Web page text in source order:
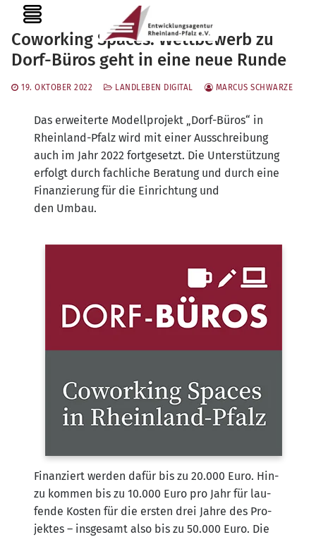
Inhalt
springen
Coworking Spaces: Wettbewerb zu
Dorf-Büros geht in eine neue Runde
19. OKTOBER 2022 LANDLEBEN DIGITAL MARCUS SCHWARZE
Das erwei­ter­te Modell­pro­jekt „Dorf-Büros“ in
Rhein­land-Pfalz wird mit einer Aus­schrei­bung
auch im Jahr 2022 fort­ge­setzt. Die Unter­stüt­zung
erfolgt durch fach­li­che Bera­tung und durch eine
Finan­zie­rung für die Ein­rich­tung und
den Umbau.
Finan­ziert wer­den dafür bis zu 20.000 Euro. Hin­
zu kom­men bis zu 10.000 Euro pro Jahr für lau­
fen­de Kos­ten für die ers­ten drei Jah­re des Pro­
jek­tes – ins­ge­samt also bis zu 50.000 Euro. Die